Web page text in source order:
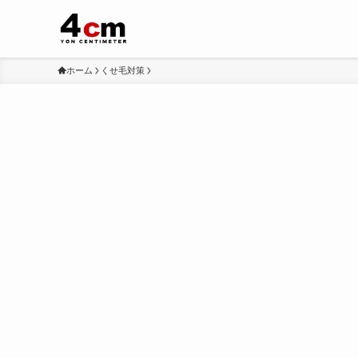
ホーム くせ毛対策